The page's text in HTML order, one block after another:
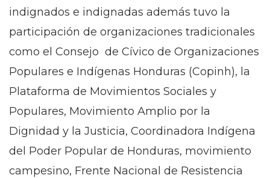
indignados e indignadas además tuvo la
participación de organizaciones tradicionales
como el Consejo de Cívico de Organizaciones
Populares e Indígenas Honduras (Copinh), la
Plataforma de Movimientos Sociales y
Populares, Movimiento Amplio por la
Dignidad y la Justicia, Coordinadora Indígena
del Poder Popular de Honduras, movimiento
campesino, Frente Nacional de Resistencia